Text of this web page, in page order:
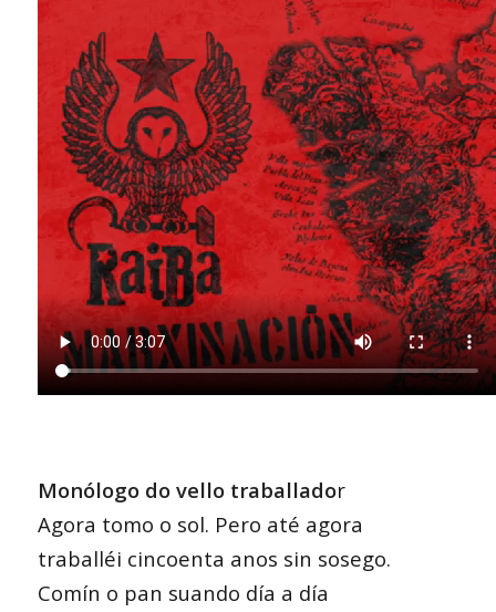
Monólogo do vello traballador
Agora tomo o sol. Pero até agora
traballéi cincoenta anos sin sosego.
Comín o pan suando día a día